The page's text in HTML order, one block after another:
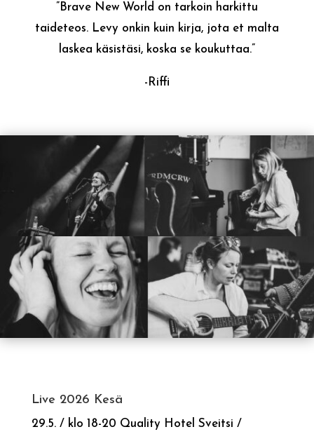
” Brave New World on tarkoin harkittu
taideteos. Levy onkin kuin kirja, jota et malta
laskea käsistäsi, koska se koukuttaa.”
-Riffi
Live 2026 Kesä
29.5. / klo 18-20 Quality Hotel Sveitsi /